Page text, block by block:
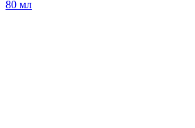
80 мл